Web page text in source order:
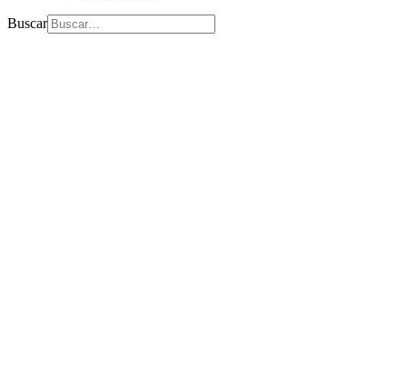
Buscar